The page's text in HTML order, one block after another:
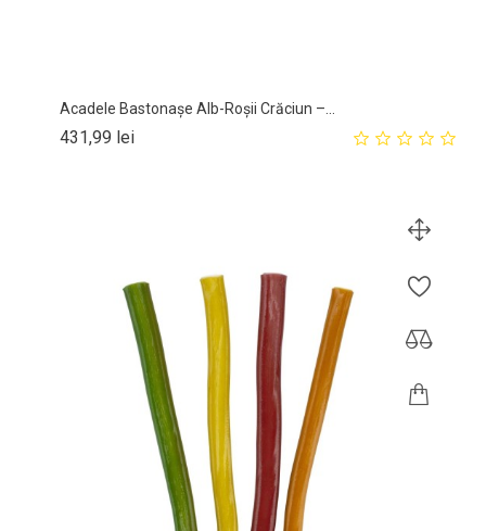
Acadele Bastonașe Alb-Roșii Crăciun –...
431,99 leiPret